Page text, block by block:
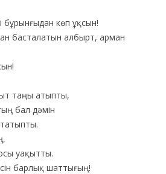
бұрынғыдан көп ұқсын!
басталатын албырт, арман
таңы атыпты,
бал дәмін
уақытты.
барлық шаттығың!